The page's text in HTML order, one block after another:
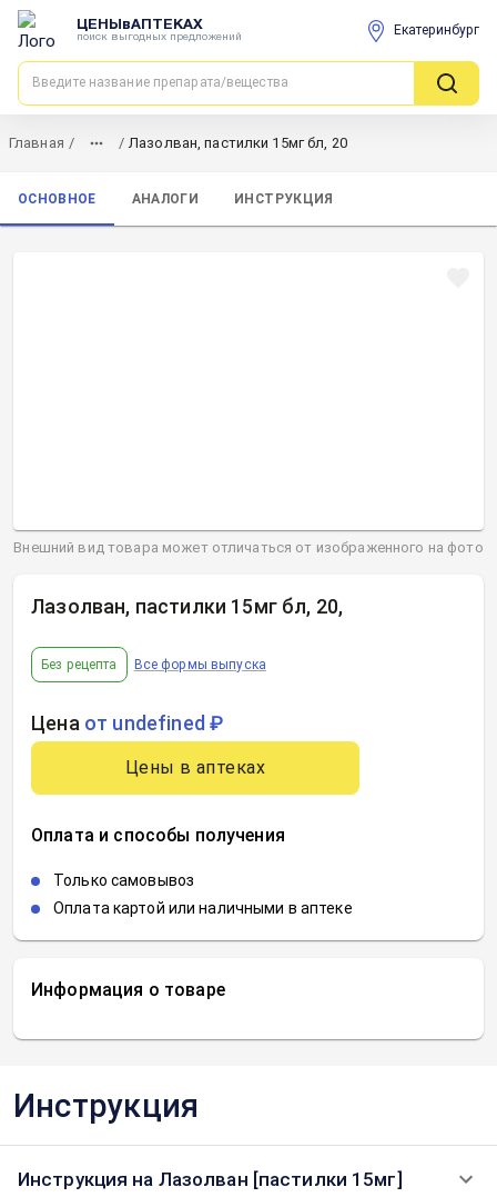
ЦЕНЫвАПТЕКАХ
поиск выгодных предложений Екатеринбург
Главная / / Лазолван, пастилки 15мг бл, 20
ОСНОВНОЕ АНАЛОГИ ИНСТРУКЦИЯ
Информация о товаре
Лазолван, пастилки 15мг бл, 20,
Без рецепта Все формы выпуска
Цена от undefined ₽
Цены в аптеках
Оплата и способы получения
Только самовывоз
Оплата картой или наличными в аптеке
Внешний вид товара может отличаться от изображенного на фото
Инструкция
Инструкция на Лазолван [пастилки 15мг]